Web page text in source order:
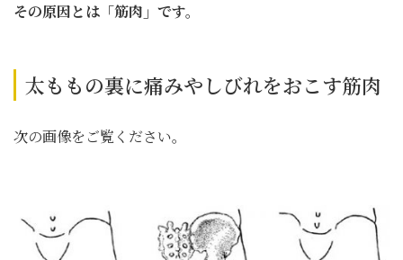
その原因とは「筋肉」です。
太ももの裏に痛みやしびれをおこす筋肉
次の画像をご覧ください。